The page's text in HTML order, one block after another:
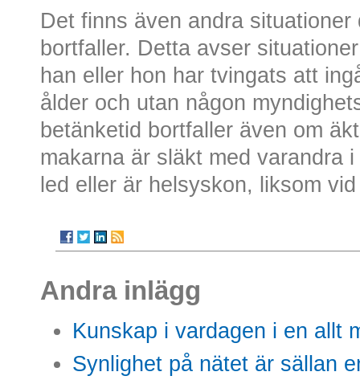
Det finns även andra
bortfaller. Detta avser
han eller hon har tvingats att
ålder och utan någon
betänketid bortfaller även om
makarna är släkt med varandra
led eller är helsyskon, liksom
Andra inlägg
Kunskap i vardagen i en allt
Synlighet på nätet är sällan